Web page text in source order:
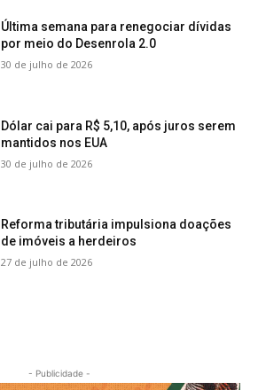
Última semana para renegociar dívidas
por meio do Desenrola 2.0
30 de julho de 2026
Dólar cai para R$ 5,10, após juros serem
mantidos nos EUA
30 de julho de 2026
Reforma tributária impulsiona doações
de imóveis a herdeiros
27 de julho de 2026
- Publicidade -